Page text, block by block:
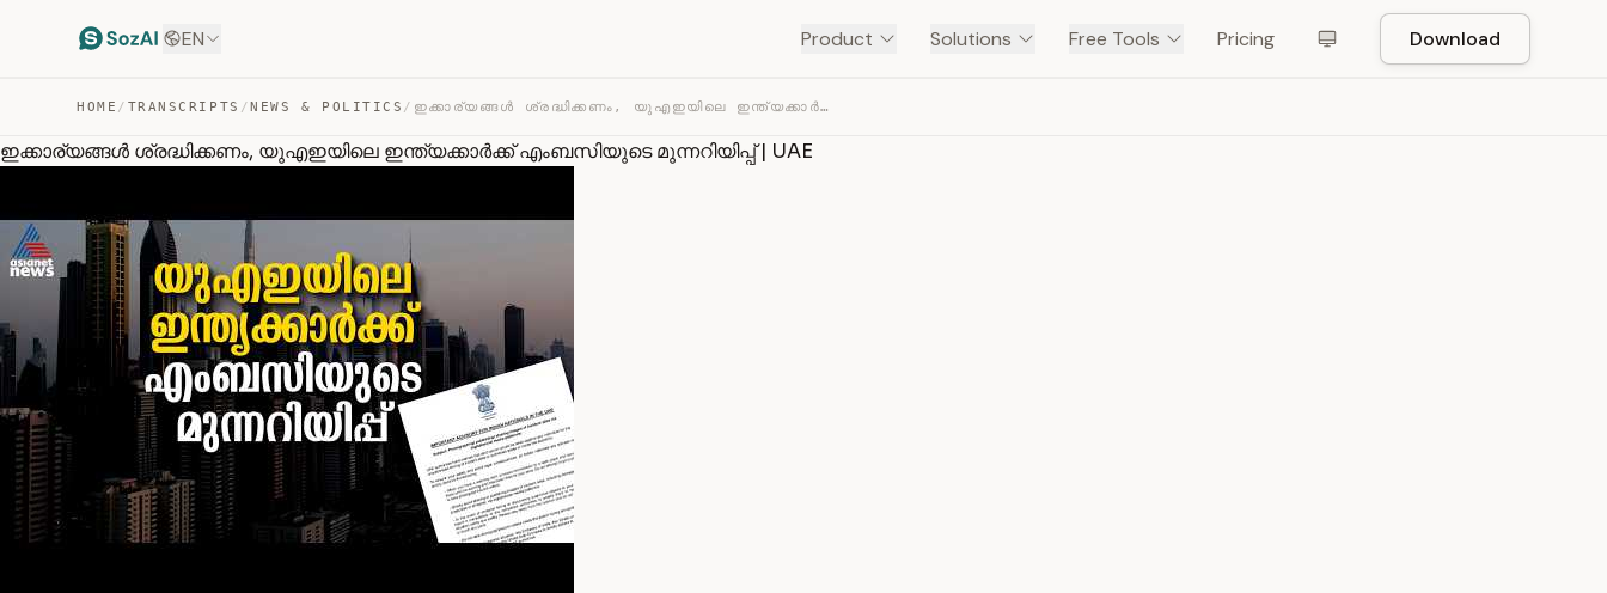
EN Product Solutions Free Tools Pricing Download
HOME / TRANSCRIPTS /NEWS & POLITICS / ഇക്കാര്യങ്ങൾ ശ്രദ്ധിക്കണം, യുഎഇയിലെ ഇന്ത്യക്കാർക്ക് എംബ… — TRANSCRIPT
ഇക്കാര്യങ്ങൾ ശ്രദ്ധിക്കണം, യുഎഇയിലെ ഇന്ത്യക്കാർക്ക് എംബസിയുടെ മുന്നറിയിപ്പ് | UAE